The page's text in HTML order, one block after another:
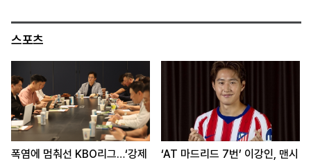
스포츠
폭염에 멈춰선 KBO리그…‘강제
‘AT 마드리드 7번’ 이강인, 맨시